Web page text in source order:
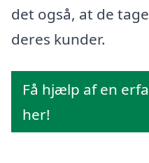
det også, at de
deres kunder.
Få hjælp af en
her!